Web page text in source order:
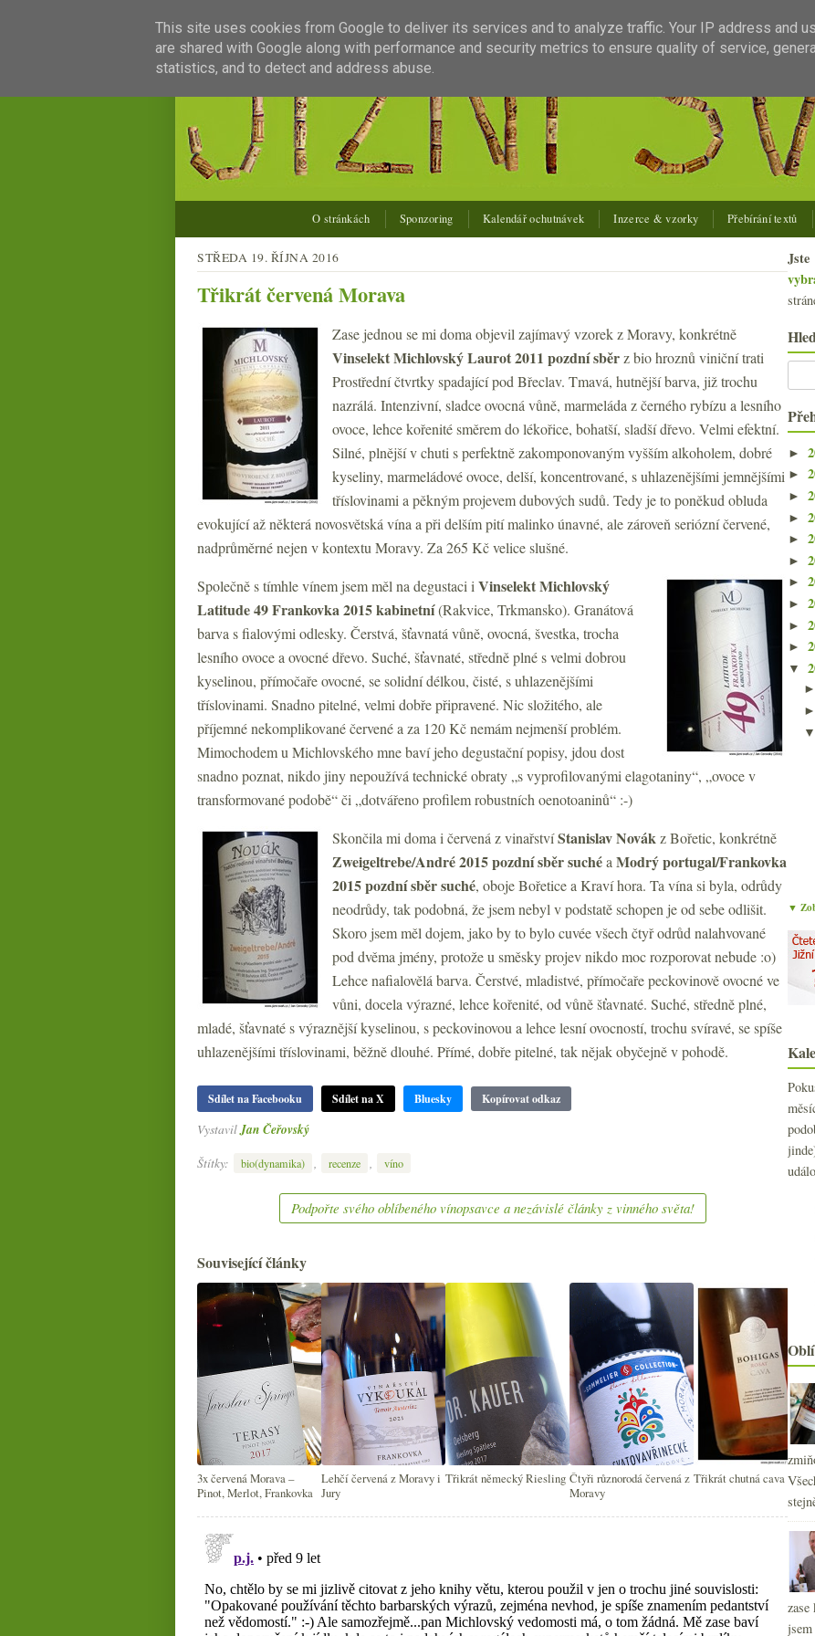
O stránkách Sponzoring Kalendář ochutnávek Inzerce & vzorky Přebírání textů
STŘEDA 19. ŘÍJNA 2016
Třikrát červená Morava
Zase jednou se mi doma objevil zajímavý vzorek z Moravy, konkrétně
Vinselekt Michlovský Laurot 2011 pozdní sběrzbio hroznů viniční trati
Prostřední čtvrtky spadající pod Břeclav. Tmavá, hutnější barva, již trochu
nazrálá. Intenzivní, sladce ovocná vůně, marmeláda z černého rybízu a lesního
ovoce, lehce kořenité směrem do lékořice, bohatší, sladší dřevo. Velmi efektní.
Silné, plnější v chuti s perfektně zakomponovaným vyšším alkoholem, dobré
kyseliny, marmeládové ovoce, delší, koncentrované, s uhlazenějšími jemnějšími
tříslovinami a pěkným projevem dubových sudů. Tedy je to poněkud obluda
evokující až některá novosvětská vína a při delším pití malinko únavné, ale zároveň seriózní červené,
nadprůměrné nejen v kontextu Moravy. Za 265 Kč velice slušné.
Společně s tímhle vínem jsem měl na degustaci i Vinselekt Michlovský
Latitude 49 Frankovka 2015 kabinetní(Rakvice, Trkmansko). Granátová
barva s fialovými odlesky. Čerstvá, šťavnatá vůně, ovocná, švestka, trocha
lesního ovoce a ovocné dřevo. Suché, šťavnaté, středně plné s velmi dobrou
kyselinou, přímočaře ovocné, se solidní délkou, čisté, s uhlazenějšími
tříslovinami. Snadno pitelné, velmi dobře připravené. Nic složitého, ale
příjemné nekomplikované červené a za 120 Kč nemám nejmenší problém.
Mimochodem u Michlovského mne baví jeho degustační popisy, jdou dost
snadno poznat, nikdo jiny nepoužívá technické obraty „s vyprofilovanými elagotaniny“, „ovoce v
transformované podobě“ či „dotvářeno profilem robustních oenotoaninů“ :-)
Skončila mi doma i červená z vinařstvíStanislav Novákz Bořetic, konkrétně
Zweigeltrebe/André 2015 pozdní sběr suchéa Modrý portugal/Frankovka
2015 pozdní sběr suché, oboje Bořetice a Kraví hora. Ta vína si byla, odrůdy
neodrůdy, tak podobná, že jsem nebyl v podstatě schopen je od sebe odlišit.
Skoro jsem měl dojem, jako by to bylo cuvée všech čtyř odrůd nalahvované
pod dvěma jmény, protože u směsky projev nikdo moc rozporovat nebude :o)
Lehce nafialovělá barva. Čerstvé, mladistvé, přímočaře peckovinově ovocné ve
vůni, docela výrazné, lehce kořenité, od vůně šťavnaté. Suché, středně plné,
mladé, šťavnaté s výraznější kyselinou, s peckovinovou a lehce lesní ovocností, trochu svíravé, se spíše
uhlazenějšími tříslovinami, běžně dlouhé. Přímé, dobře pitelné, tak nějak obyčejně v pohodě.
Sdílet na Facebooku Sdílet na X Bluesky Kopírovat odkaz
VystavilJan Čeřovský
Štítky:
bio(dynamika) recenze víno
Podpořte svého oblíbeného vínopsavce a nezávislé články z vinného světa!
Související články
3x červená Morava –
Pinot, Merlot, Frankovka
Lehčí červená z Moravy i
Jury
Třikrát německý Riesling Čtyři různorodá červená z
Moravy
Třikrát chutná cava
Jste
►
►
►
►
►
►
►
►
►
►
▼
►
►
►
►
►
▼
This site uses cookies from Google to deliver its services and to analyze traffic. Your IP address and
are shared with Google along with performance and security metrics to ensure quality of service,
statistics, and to detect and address abuse.